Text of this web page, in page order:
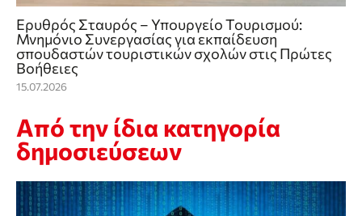
Ερυθρός Σταυρός – Υπουργείο Τουρισμού:
Μνημόνιο Συνεργασίας για εκπαίδευση
σπουδαστών τουριστικών σχολών στις Πρώτες
Βοήθειες
15.07.2026
Από την ίδια κατηγορία
δημοσιεύσεων